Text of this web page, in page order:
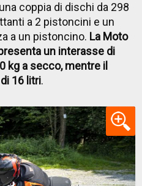
coppia di dischi da 298
a 2 pistoncini e un
a un pistoncino. La Moto
un interasse di
kg a secco, mentre il
16 litri.